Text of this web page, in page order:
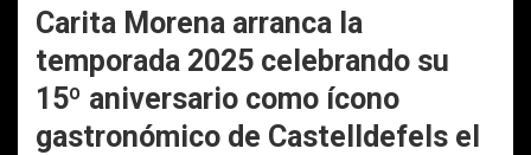
Carita Morena arranca la
temporada 2025 celebrando su
15º aniversario como ícono
gastronómico de Castelldefels el